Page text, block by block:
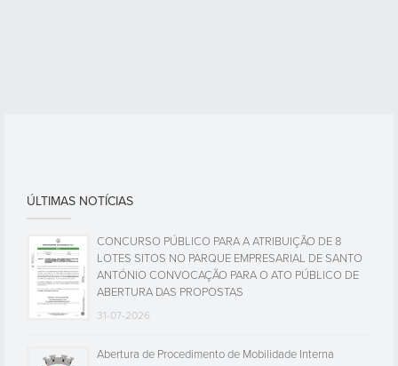
ÚLTIMAS NOTÍCIAS
CONCURSO PÚBLICO PARA A ATRIBUIÇÃO DE 8
LOTES SITOS NO PARQUE EMPRESARIAL DE SANTO
ANTÓNIO CONVOCAÇÃO PARA O ATO PÚBLICO DE
ABERTURA DAS PROPOSTAS
31-07-2026
Abertura de Procedimento de Mobilidade Interna